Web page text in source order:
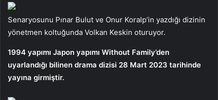
Senaryosunu Pınar Bulut ve Onur Koralp’in yazdığı dizinin
yönetmen koltuğunda Volkan Keskin oturuyor.
1994 yapımı Japon yapımı Without Family’den
uyarlandığı bilinen drama dizisi 28 Mart 2023 tarihinde
yayına girmiştir.